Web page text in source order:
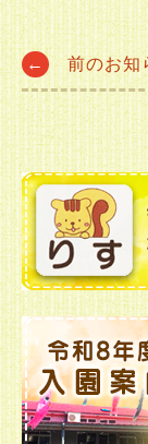
Post
← 前のお知